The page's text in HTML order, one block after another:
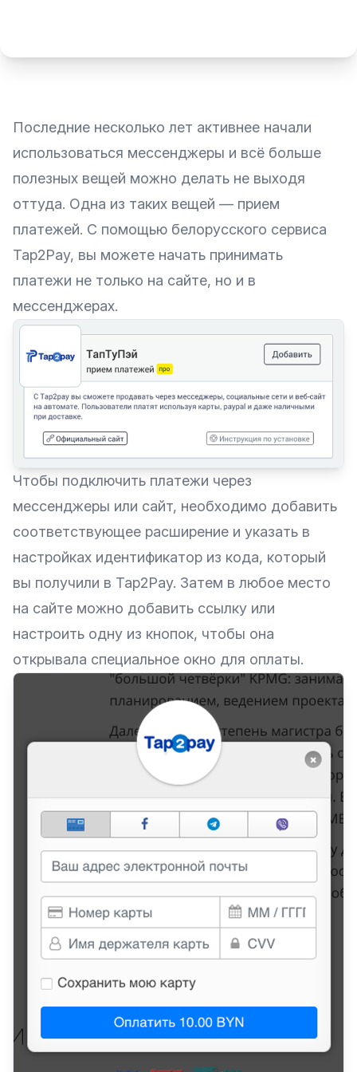
Последние несколько лет активнее начали
использоваться мессенджеры и всё больше
полезных вещей можно делать не выходя
оттуда. Одна из таких вещей — прием
платежей. С помощью белорусского сервиса
Tap2Pay, вы можете начать принимать
платежи не только на сайте, но и в
мессенджерах.
Чтобы подключить платежи через
мессенджеры или сайт, необходимо добавить
соответствующее расширение и указать в
настройках идентификатор из кода, который
вы получили в Tap2Pay. Затем в любое место
на сайте можно добавить ссылку или
настроить одну из кнопок, чтобы она
открывала специальное окно для оплаты.